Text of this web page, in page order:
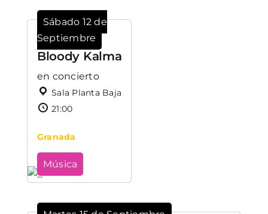
Sábado 12 de
Septiembre
Bloody Kalma
en concierto
Sala Planta Baja
21:00
Granada
Música